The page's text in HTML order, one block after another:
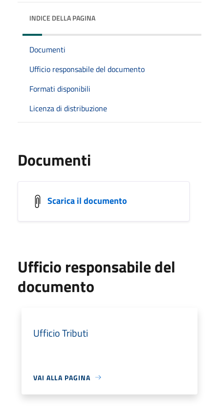
INDICE DELLA PAGINA
Documenti
Ufficio responsabile del documento
Formati disponibili
Licenza di distribuzione
Documenti
Scarica il documento
Ufficio responsabile del
documento
Ufficio Tributi
VAI ALLA PAGINA